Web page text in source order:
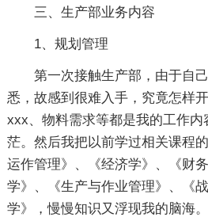
三、生产部业务内容
1、规划管理
第一次接触生产部，由于自
悉，故感到很难入手，究竟怎样
xxx、物料需求等都是我的工作内
茫。然后我把以前学过相关课程
运作管理》、《经济学》、《财
学》、《生产与作业管理》、《
学》，慢慢知识又浮现我的脑海。